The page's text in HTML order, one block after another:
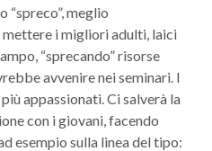
“spreco”, meglio
mettere i migliori adulti, laici
“sprecando” risorse
avvenire nei seminari. I
appassionati. Ci salverà la
con i giovani, facendo
esempio sulla linea del tipo: